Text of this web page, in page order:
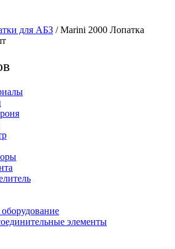
для АБЗ / Marini 2000 Лопатка
элементы